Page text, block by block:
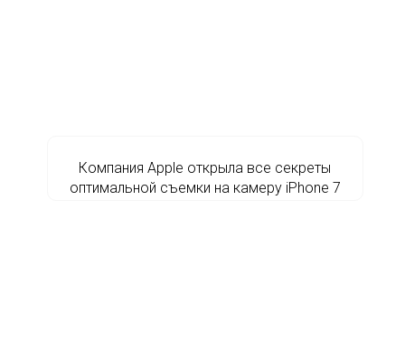
Компания Apple открыла все секреты
оптимальной съемки на камеру iPhone 7